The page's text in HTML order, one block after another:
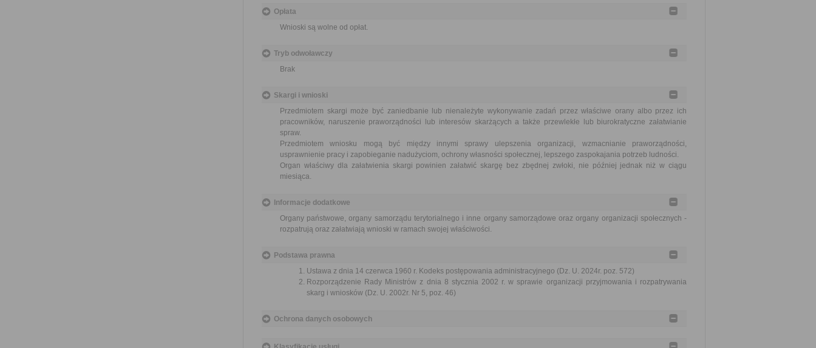
Opłata
Wnioski są wolne od opłat.
Tryb odwoławczy
Brak
Skargi i wnioski
Przedmiotem skargi może być zaniedbanie lub nienależyte wykonywanie zadań przez właściwe orany albo przez ich
pracowników, naruszenie praworządności lub interesów skarżących a także przewlekłe lub biurokratyczne załatwianie
spraw.
Przedmiotem wniosku mogą być między innymi sprawy ulepszenia organizacji, wzmacnianie praworządności,
usprawnienie pracy i zapobieganie nadużyciom, ochrony własności społecznej, lepszego zaspokajania potrzeb ludności.
Organ właściwy dla załatwienia skargi powinien załatwić skargę bez zbędnej zwłoki, nie później jednak niż w ciągu
miesiąca.
Informacje dodatkowe
Organy państwowe, organy samorządu terytorialnego i inne organy samorządowe oraz organy organizacji społecznych -
rozpatrują oraz załatwiają wnioski w ramach swojej właściwości.
Podstawa prawna
Ustawa z dnia 14 czerwca 1960 r. Kodeks postępowania administracyjnego (Dz. U. 2024r. poz. 572)
Rozporządzenie Rady Ministrów z dnia 8 stycznia 2002 r. w sprawie organizacji przyjmowania i rozpatrywania
skarg i wniosków (Dz. U. 2002r. Nr 5, poz. 46)
Ochrona danych osobowych